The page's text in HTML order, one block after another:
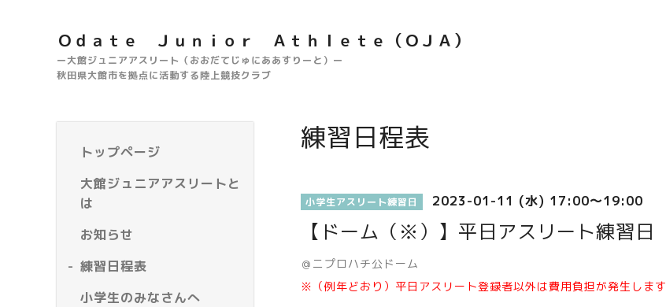
Ｏｄａｔｅ Ｊｕｎｉｏｒ Ａｔｈｌｅｔｅ（ＯＪＡ）
ー大館ジュニアアスリート（おおだてじゅにああすりーと）ー
秋田県大館市を拠点に活動する陸上競技クラブ
トップページ
大館ジュニアアスリートと
は
お知らせ
練習日程表
小学生のみなさんへ
練習日程表
小学生アスリート練習日 2023-01-11 (水) 17:00～19:00
【ドーム（※）】平日アスリート練習日
＠ニプロハチ公ドーム
※（例年どおり）平日アスリート登録者以外は費用負担が発生します